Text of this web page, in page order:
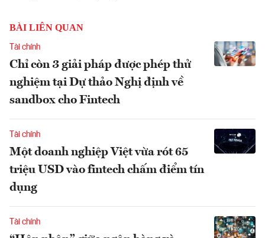
BÀI LIÊN QUAN
Tài chính
Chỉ còn 3 giải pháp được phép thử
nghiệm tại Dự thảo Nghị định về
sandbox cho Fintech
Tài chính
Một doanh nghiệp Việt vừa rót 65
triệu USD vào fintech chấm điểm tín
dụng
Tài chính